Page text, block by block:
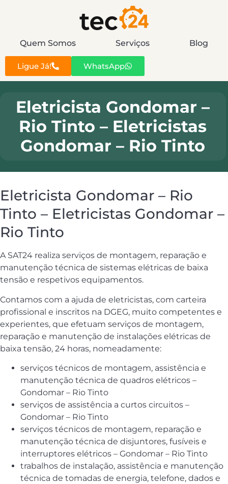
Quem Somos Serviços Blog
Ligue Já! WhatsApp
Eletricista Gondomar –
Rio Tinto – Eletricistas
Gondomar – Rio Tinto
Eletricista Gondomar – Rio
Tinto – Eletricistas Gondomar –
Rio Tinto
A SAT24 realiza serviços de montagem, reparação e
manutenção técnica de sistemas elétricas de baixa
tensão e respetivos equipamentos.
Contamos com a ajuda de eletricistas, com carteira
profissional e inscritos na DGEG, muito competentes e
experientes, que efetuam serviços de montagem,
reparação e manutenção de instalações elétricas de
baixa tensão, 24 horas, nomeadamente:
serviços técnicos de montagem, assistência e
manutenção técnica de quadros elétricos –
Gondomar – Rio Tinto
serviços de assistência a curtos circuitos –
Gondomar – Rio Tinto
serviços técnicos de montagem, reparação e
manutenção técnica de disjuntores, fusíveis e
interruptores elétricos – Gondomar – Rio Tinto
trabalhos de instalação, assistência e manutenção
técnica de tomadas de energia, telefone, dados e